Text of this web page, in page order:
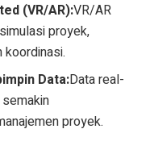
(VR/AR):VR/AR
proyek,
koordinasi.
Data:Data real-
proyek.